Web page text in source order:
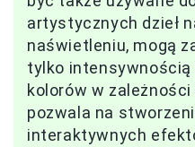
artystycznych dzieł
naświetleniu, mogą
tylko intensywnością
kolorów w zależności
pozwala na
interaktywnych